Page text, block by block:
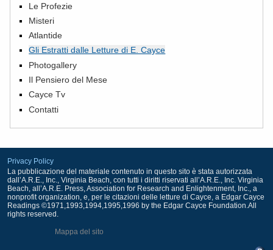
Le Profezie
Misteri
Atlantide
Gli Estratti dalle Letture di E. Cayce
Photogallery
Il Pensiero del Mese
Cayce Tv
Contatti
Privacy Policy
La pubblicazione del materiale contenuto in questo sito è stata autorizzata
dall’A.R.E., Inc., Virginia Beach, con tutti i diritti riservati all’A.R.E., Inc. Virginia
Beach, all’A.R.E. Press, Association for Research and Enlightenment, Inc., a
nonprofit organization, e, per le citazioni delle letture di Cayce, a Edgar Cayce
Readings ©1971,1993,1994,1995,1996 by the Edgar Cayce Foundation.All
rights reserved.
Mappa del sito